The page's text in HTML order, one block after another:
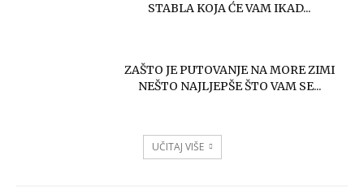
STABLA KOJA ĆE VAM IKAD...
ZAŠTO JE PUTOVANJE NA MORE ZIMI
NEŠTO NAJLJEPŠE ŠTO VAM SE...
UČITAJ VIŠE